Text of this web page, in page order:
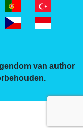
van author